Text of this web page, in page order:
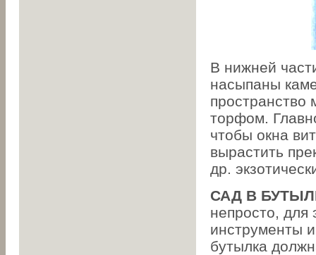
В нижней
насыпаны
торфом.
чтобы окна
вырастить
др.
САД В
непросто, для
инструменты
бутылка